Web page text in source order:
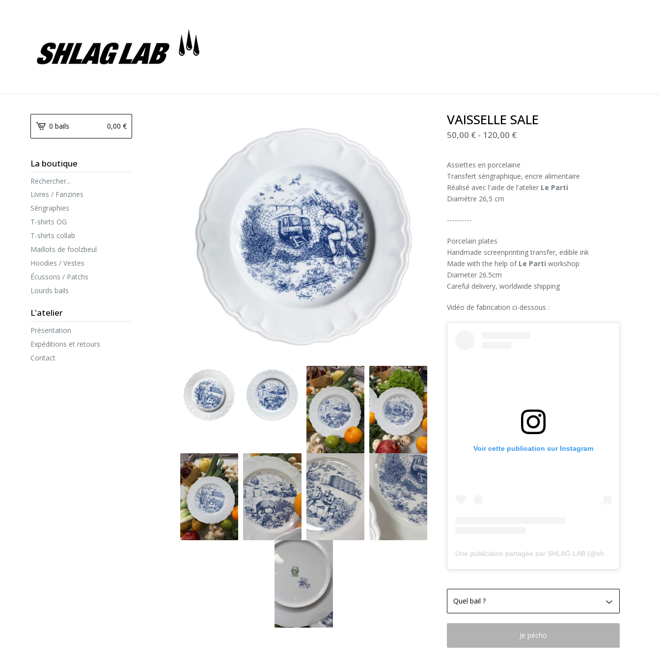
VAISSELLE SALE
50,00 € - 120,00 €
Assiettes en porcelaine
Transfert sérigraphique, encre alimentaire
Réalisé avec l'aide de l'atelier Le Parti
Diamètre 26,5 cm
----------
Porcelain plates
Handmade screenprinting transfer, edible ink
Made with the help of Le Parti workshop
Diameter 26.5cm
Careful delivery, worldwide shipping
Vidéo de fabrication ci-dessous :
Voir cette publication sur Instagram
Je pécho
0 bails 0,00€
La boutique
Rechercher...
Livres / Fanzines
Sérigraphies
T-shirts OG
T-shirts collab
Maillots de foolzbeul
Hoodies / Vestes
Écussons / Patchs
Lourds bails
L'atelier
Présentation
Expéditions et retours
Contact